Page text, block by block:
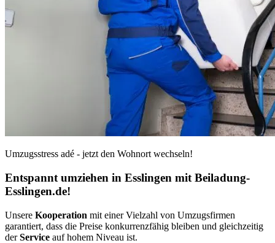
Umzugsstress adé - jetzt den Wohnort wechseln!
Entspannt umziehen in Esslingen mit Beiladung-
Esslingen.de!
Unsere Kooperation mit einer Vielzahl von Umzugsfirmen
garantiert, dass die Preise konkurrenzfähig bleiben und gleichzeitig
derService auf hohem Niveau ist.